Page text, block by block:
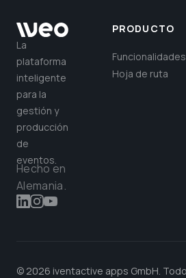
La
plataforma
inteligente
para la
gestión y
producción
de
eventos.
Hecho en
Alemania.
PRODUCTO
Funcionalidades
Hoja de ruta
© 2026 iventactive apps GmbH.